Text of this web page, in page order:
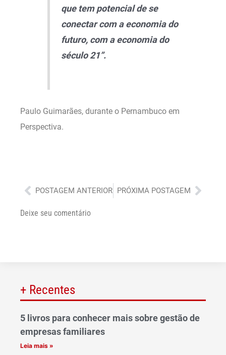
que tem potencial de se
conectar com a economia do
futuro, com a economia do
século 21”.
Paulo Guimarães, durante o Pernambuco em
Perspectiva.
Anterior
POSTAGEM ANTERIOR PRÓXIMA POSTAGEM
Deixe seu comentário
+ Recentes
5 livros para conhecer mais sobre gestão de
empresas familiares
Leia mais »